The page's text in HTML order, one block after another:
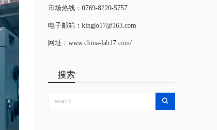
市场热线：0769-8220-5757
电子邮箱：kingjo17@163.com
网址：www.china-lab17.com/
搜索